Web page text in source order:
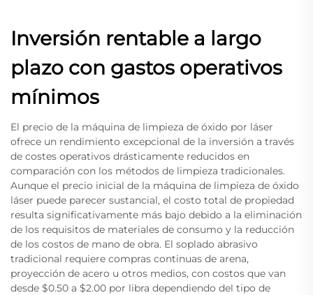
Inversión rentable a largo
plazo con gastos operativos
mínimos
El precio de la máquina de limpieza de óxido por láser
ofrece un rendimiento excepcional de la inversión a través
de costes operativos drásticamente reducidos en
comparación con los métodos de limpieza tradicionales.
Aunque el precio inicial de la máquina de limpieza de óxido
láser puede parecer sustancial, el costo total de propiedad
resulta significativamente más bajo debido a la eliminación
de los requisitos de materiales de consumo y la reducción
de los costos de mano de obra. El soplado abrasivo
tradicional requiere compras continuas de arena,
proyección de acero u otros medios, con costos que van
desde $0.50 a $2.00 por libra dependiendo del tipo de